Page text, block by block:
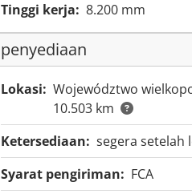
Tinggi kerja: 8.200 mm
penyediaan
Lokasi: Województwo
10.503 km
Ketersediaan: segera setelah
Syarat pengiriman: FCA